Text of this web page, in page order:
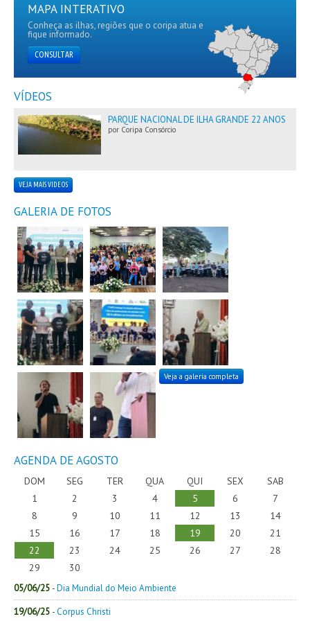
MAPA INTERATIVO
Conheça as ilhas, regiões que o coripa atua e
fique informado.
CONSULTAR
VÍDEOS
PARQUE NACIONAL DE ILHA GRANDE 22 ANOS
por Coripa Consórcio
VEJA MAIS VIDEOS
GALERIA DE FOTOS
Veja a galeria completa
AGENDA DE AGOSTO
DOM SEG TER QUA QUI SEX
SAB
1
2 3 4 5 6
7
8
9 10 11 12 13
14
15
16 17 18 19 20
21
22
23 24 25 26 27
28
29
30
05/06/25 -Dia Mundial do Meio Ambiente
19/06/25 -Corpus Christi